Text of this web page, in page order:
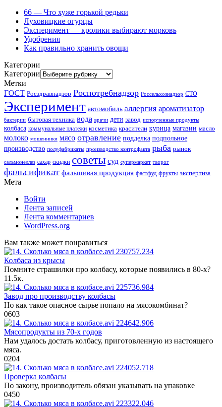
66 — Что хуже горькой редьки
Луховицкие огурцы
Эксперимент — кролики выбирают морковь
Удобрения
Как правильно хранить овощи
Категории
Категории
Метки
ГОСТ Росздравнадзор Роспотребнадзор Россельхознадзор СТО
Эксперимент автомобиль аллергия ароматизатор
бактерии бытовая техника вода врачи дети завод испорченные продукты
колбаса коммунальные платежи косметика красители курица магазин масло
молоко мошенники мясо отравление подделка подпольное
производство полуфабрикаты производство контрофакта рыба рынок
сальмонеллез сахар скидки советы суд супермаркет творог
фальсификат фальшивая продукция фастфуд фрукты экспертиза
Мета
Войти
Лента записей
Лента комментариев
WordPress.org
Вам также может понравиться
Колбаса из крысы
Помните страшилки про колбасу, которые появились в 80-х?
11.5к.
Завод про производству колбасы
Но как такое опасное сырье попало на мясокомбинат?
0603
Мясопродукты из 70-х годов
Нам удалось достать колбасу, приготовленную из настоящего
мяса.
0204
Проверка колбасы
По закону, производитель обязан указывать на упаковке
0450